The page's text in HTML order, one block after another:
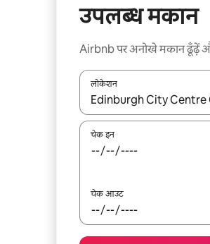
उपलब्ध मकान
Airbnb पर अनोखे मकान ढूँढ़ें
लोकेशन
नतीजों के उपलब्ध होने पर, अप
चेक इन
चेक आउट